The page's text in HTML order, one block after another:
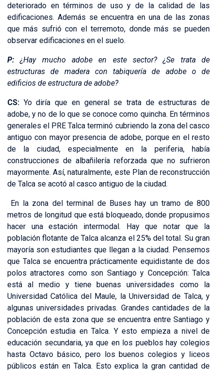
deteriorado en términos de uso y de la calidad de las
edificaciones. Además se encuentra en una de las zonas
que más sufrió con el terremoto, donde más se pueden
observar edificaciones en el suelo.
P: ¿Hay mucho adobe en este sector? ¿Se trata de
estructuras de madera con tabiquería de adobe o de
edificios de estructura de adobe?
CS: Yo diría que en general se trata de estructuras de
adobe, y no de lo que se conoce como quincha. En términos
generales el PRE Talca terminó cubriendo la zona del casco
antiguo con mayor presencia de adobe, porque en el resto
de la ciudad, especialmente en la periferia, había
construcciones de albañilería reforzada que no sufrieron
mayormente. Así, naturalmente, este Plan de reconstrucción
de Talca se acotó al casco antiguo de la ciudad.
En la zona del terminal de Buses hay un tramo de 800
metros de longitud que está bloqueado, donde propusimos
hacer una estación intermodal. Hay que notar que la
población flotante de Talca alcanza el 25% del total. Su gran
mayoría son estudiantes que llegan a la ciudad. Pensemos
que Talca se encuentra prácticamente equidistante de dos
polos atractores como son Santiago y Concepción: Talca
está al medio y tiene buenas universidades como la
Universidad Católica del Maule, la Universidad de Talca, y
algunas universidades privadas. Grandes cantidades de la
población de esta zona que se encuentra entre Santiago y
Concepción estudia en Talca. Y esto empieza a nivel de
educación secundaria, ya que en los pueblos hay colegios
hasta Octavo básico, pero los buenos colegios y liceos
públicos están en Talca. Esto explica la gran cantidad de